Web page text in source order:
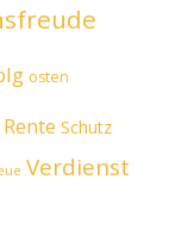
osten
Rente Schutz
Verdienst